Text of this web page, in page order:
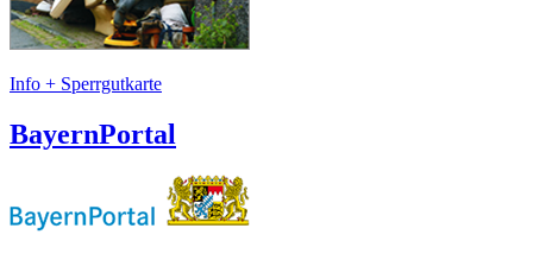
Info + Sperrgutkarte
BayernPortal